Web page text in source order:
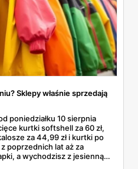
Sklepy właśnie sprzedają
poniedziałku 10 sierpnia
kurtki softshell za 60 zł,
za 44,99 zł i kurtki po
poprzednich lat aż za
a wychodzisz z jesienną